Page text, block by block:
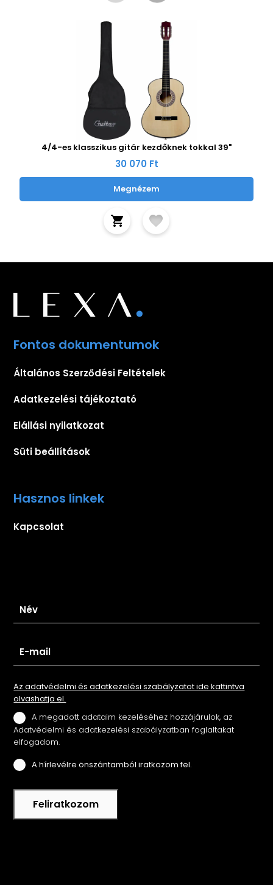
4/4-es klasszikus gitár kezdőknek tokkal 39"
30 070 Ft
Megnézem
Fontos dokumentumok
Általános Szerződési Feltételek
Adatkezelési tájékoztató
Elállási nyilatkozat
Süti beállítások
Hasznos linkek
Kapcsolat
Az adatvédelmi és adatkezelési szabályzatot ide kattintva
olvashatja el.
A megadott adataim kezeléséhez hozzájárulok, az
Adatvédelmi és adatkezelési szabályzatban foglaltakat
elfogadom.
A hírlevélre önszántamból iratkozom fel.
Feliratkozom